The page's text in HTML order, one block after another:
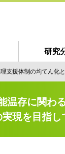
研究
支援体制の均てん
温存に関わ
現を目指し